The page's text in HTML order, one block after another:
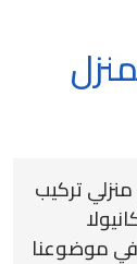
تركيب
في موضوعنا